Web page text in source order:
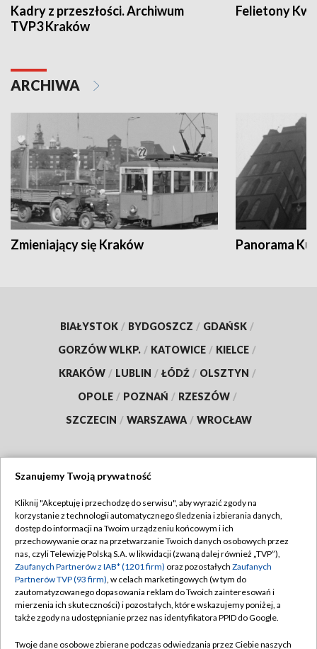
Kadry z przeszłości. Archiwum
TVP3 Kraków
Felietony
ARCHIWA
Zmieniający się Kraków Panorama
BIAŁYSTOK / BYDGOSZCZ / GDAŃSK /
GORZÓW WLKP. / KATOWICE / KIELCE /
KRAKÓW / LUBLIN / ŁÓDŹ / OLSZTYN /
OPOLE / POZNAŃ / RZESZÓW /
SZCZECIN / WARSZAWA / WROCŁAW
TVP
Abonament TVP
Emisja w TVP
Centrum informacji TVP
Naziemna Telewizja Cyfrowa
Regulamin TVP
Polityka prywatności
Moje zgody
Pomoc
Szanujemy Twoją prywatność
Kliknij "Akceptuję i przechodzę do serwisu", aby wyrazić zgody na
korzystanie z technologii automatycznego śledzenia i zbierania danych,
dostęp do informacji na Twoim urządzeniu końcowym i ich
przechowywanie oraz na przetwarzanie Twoich danych osobowych przez
nas, czyli Telewizję Polską S.A. w likwidacji (zwaną dalej również „TVP”),
Zaufanych Partnerów z IAB* (1201 firm) oraz pozostałych Zaufanych
Partnerów TVP (93 firm), w celach marketingowych (w tym do
zautomatyzowanego dopasowania reklam do Twoich zainteresowań i
mierzenia ich skuteczności) i pozostałych, które wskazujemy poniżej, a
także zgody na udostępnianie przez nas identyfikatora PPID do Google.
Twoje dane osobowe zbierane podczas odwiedzania przez Ciebie naszych